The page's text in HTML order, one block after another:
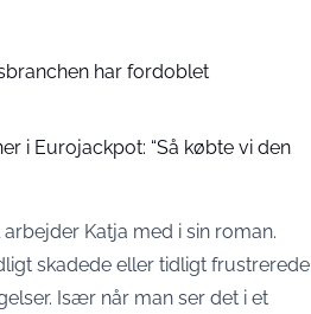
har fordoblet
i Eurojackpot: “Så købte vi den
Katja med i sin roman.
skadede eller tidligt frustrerede
Især når man ser det i et